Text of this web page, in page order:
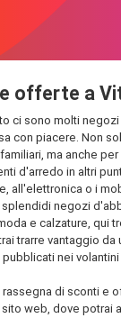
offerte a
ci sono molti negozi
con piacere. Non
ma anche
d'arredo in altri
all'elettronica o i
negozi
e calzature, qui
trarre vantaggio da
nei volantini
rassegna di sconti e
web, dove potrai